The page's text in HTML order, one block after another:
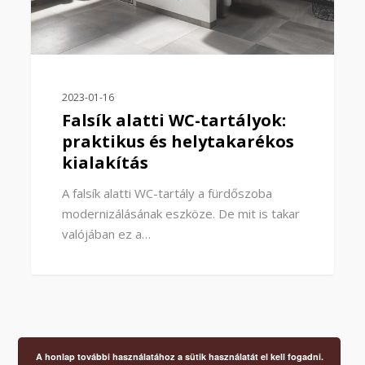
2023-01-16
Falsík alatti WC-tartályok:
praktikus és helytakarékos
kialakítás
A falsík alatti WC-tartály a fürdőszoba
modernizálásának eszköze. De mit is takar
valójában ez a…
A honlap további használatához a sütik használatát el kell fogadni.